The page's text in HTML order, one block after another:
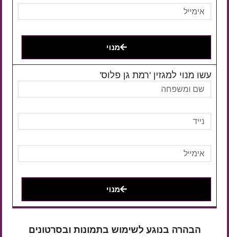
מנוי
עשו מנוי למגזין 'רמת גן פלוס'
מנוי
הבהרה בנוגע לשימוש בתמונות ובסרטונים